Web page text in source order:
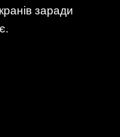
заради